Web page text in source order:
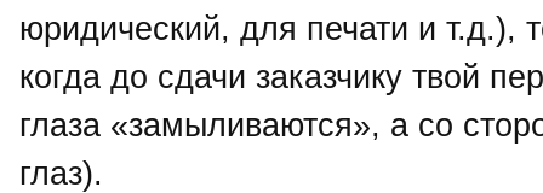
юридический, для печати и т.д.),
когда до сдачи заказчику твой
глаза «замыливаются», а со
глаз).